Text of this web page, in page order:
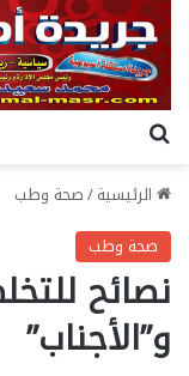
الرئيسية/صحة وطب
صحة وطب
نصائح
و”الأجناب”